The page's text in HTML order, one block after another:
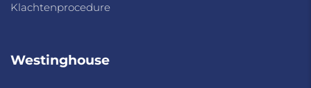
Klachtenprocedure
Westinghouse